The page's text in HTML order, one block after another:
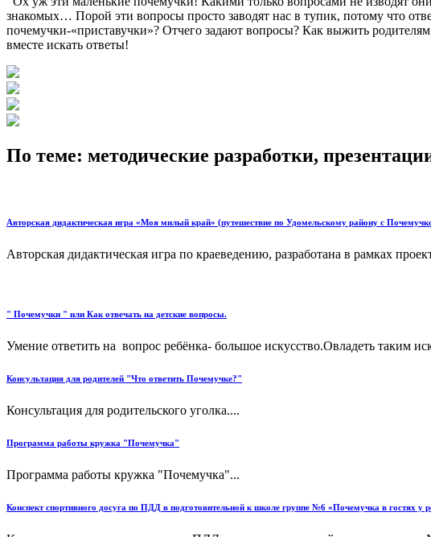
знакомых… Порой эти вопросы просто заводят нас в тупик, потому что
почемучки-«приставучки»? Отчего задают вопросы? Как выжить
вместе искать ответы!
По теме: методические разработки,
Авторская дидактическая игра «Моя милый край» (путешествие по Удомельскому району с
Авторская дидактическая игра по краеведению, разработана в рамках
" Почемучки " или Как отвечать на детские вопросы.
Умение ответить на вопрос ребёнка- большое искусство.Овладеть таким
Консультация для родителей "Что ответить Почемучке?"
Консультация для родительского уголка....
Программа работы кружка "Почемучка"
Программа работы кружка "Почемучка"...
Конспект спортивного досуга по ПДД в подготовительной к школе группе №6 «Почемучка в гостях у